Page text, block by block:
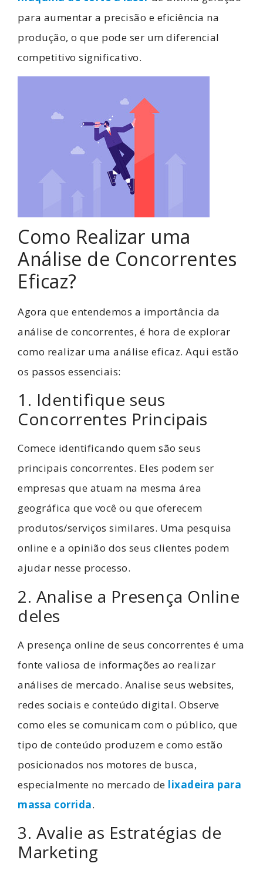
para aumentar a precisão e eficiência na
produção, o que pode ser um diferencial
competitivo significativo.
Como Realizar uma
Análise de Concorrentes
Eficaz?
Agora que entendemos a importância da
análise de concorrentes, é hora de explorar
como realizar uma análise eficaz. Aqui estão
os passos essenciais:
1. Identifique seus
Concorrentes Principais
Comece identificando quem são seus
principais concorrentes. Eles podem ser
empresas que atuam na mesma área
geográfica que você ou que oferecem
produtos/serviços similares. Uma pesquisa
online e a opinião dos seus clientes podem
ajudar nesse processo.
2. Analise a Presença Online
deles
A presença online de seus concorrentes é uma
fonte valiosa de informações ao realizar
análises de mercado. Analise seus websites,
redes sociais e conteúdo digital. Observe
como eles se comunicam com o público, que
tipo de conteúdo produzem e como estão
posicionados nos motores de busca,
especialmente no mercado de lixadeira para
massa corrida.
3. Avalie as Estratégias de
Marketing